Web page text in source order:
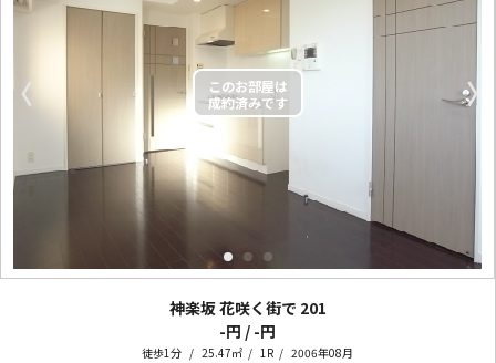
〈 〉
神楽坂 花咲く街で 201
-円 / -円
徒歩1分 25.47㎡ 1R 2006年08月